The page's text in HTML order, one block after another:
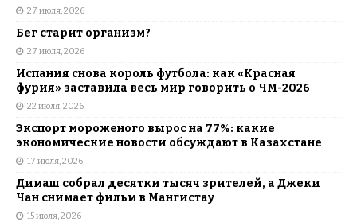
27 июля, 2026
Бег старит организм?
27 июля, 2026
Испания снова король футбола: как «Красная
фурия» заставила весь мир говорить о ЧМ-2026
22 июля, 2026
Экспорт мороженого вырос на 77%: какие
экономические новости обсуждают в Казахстане
17 июля, 2026
Димаш собрал десятки тысяч зрителей, а Джеки
Чан снимает фильм в Мангистау
15 июля, 2026